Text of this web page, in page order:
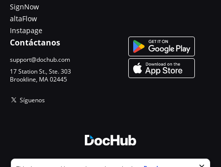
SignNow
altaFlow
Instapage
Contáctanos
support@dochub.com
17 Station St., Ste. 303
Brookline, MA 02445
Síguenos